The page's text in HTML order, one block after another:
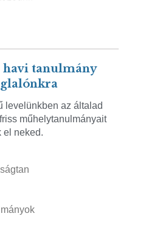
havi tanulmány
levelünkben az általad
műhelytanulmányait
el neked.